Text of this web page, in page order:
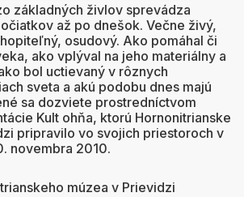
základných živlov sprevádza
až po dnešok. Večne živý,
osudový. Ako pomáhal či
ako vplýval na jeho materiálny a
bol uctievaný v rôznych
sveta a akú podobu dnes majú
sa dozviete prostredníctvom
Kult ohňa, ktorú Hornonitrianske
pripravilo vo svojich priestoroch v
novembra 2010.
múzea v Prievidzi